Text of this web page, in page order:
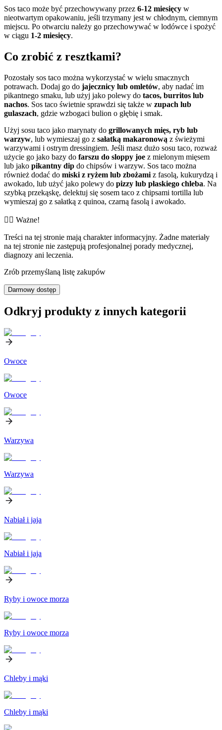
Sos taco może być przechowywany przez 6-12 miesięcy w
nieotwartym opakowaniu, jeśli trzymany jest w chłodnym, ciemnym
miejscu. Po otwarciu należy go przechowywać w lodówce i spożyć
w ciągu 1-2 miesięcy.
Co zrobić z resztkami?
Pozostały sos taco można wykorzystać w wielu smacznych
potrawach. Dodaj go do jajecznicy lub omletów, aby nadać im
pikantnego smaku, lub użyj jako polewy do tacos, burritos lub
nachos. Sos taco świetnie sprawdzi się także w zupach lub
gulaszach, gdzie wzbogaci bulion o głębię i smak.
Użyj sosu taco jako marynaty do grillowanych mięs, ryb lub
warzyw, lub wymieszaj go z sałatką makaronową z świeżymi
warzywami i ostrym dressingiem. Jeśli masz dużo sosu taco, rozważ
użycie go jako bazy do farszu do sloppy joe z mielonym mięsem
lub jako pikantny dip do chipsów i warzyw. Sos taco można
również dodać do miski z ryżem lub zbożami z fasolą, kukurydzą i
awokado, lub użyć jako polewy do pizzy lub płaskiego chleba. Na
szybką przekąskę, delektuj się sosem taco z chipsami tortilla lub
wymieszaj go z sałatką z quinoa, czarną fasolą i awokado.
👨‍⚕️️ Ważne!
Treści na tej stronie mają charakter informacyjny. Żadne materiały
na tej stronie nie zastępują profesjonalnej porady medycznej,
diagnozy ani leczenia.
Zrób przemyślaną listę zakupów
Darmowy dostęp
Odkryj produkty z innych kategorii
Owoce
Owoce
Warzywa
Warzywa
Nabiał i jaja
Nabiał i jaja
Ryby i owoce morza
Ryby i owoce morza
Chleby i mąki
Chleby i mąki